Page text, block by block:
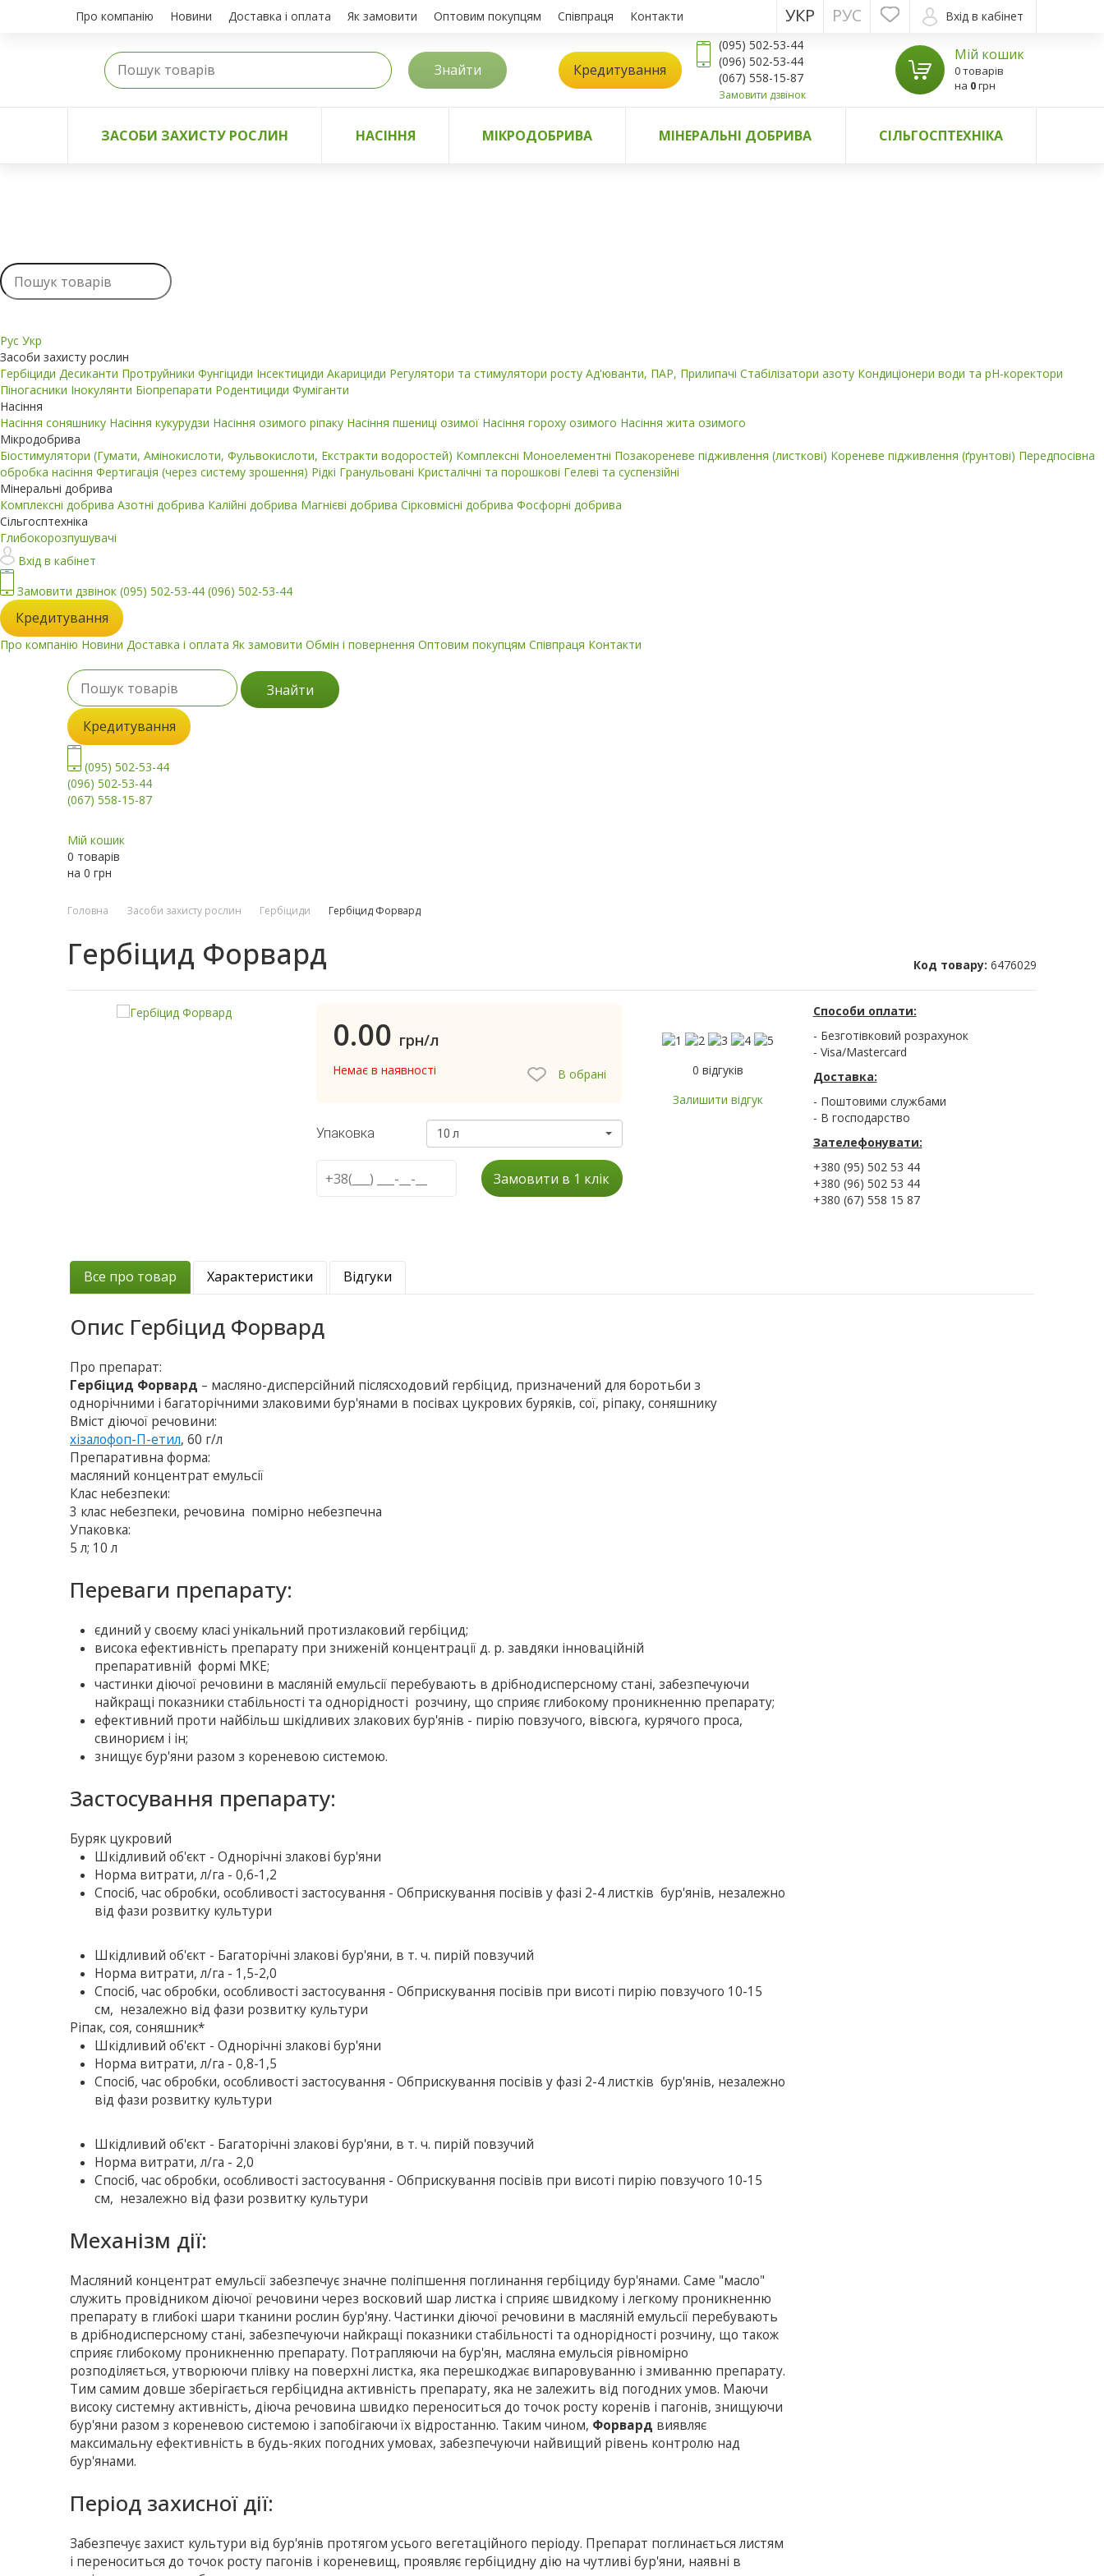
Про компанію Новини Доставка і оплата Як замовити Оптовим покупцям Співпраця Контакти Вхід в кабінет
РУС
УКР
Знайти Кредитування
(095) 502-53-44
(096) 502-53-44
(067) 558-15-87
Замовити дзвінок
Мій кошик
0 товарів
на 0грн
ЗАСОБИ ЗАХИСТУ РОСЛИН НАСІННЯ МІКРОДОБРИВА МІНЕРАЛЬНІ ДОБРИВА СІЛЬГОСПТЕХНІКА
Рус Укр
Засоби захисту рослин
Гербіциди Десиканти Протруйники Фунгіциди Інсектициди Акарициди Регулятори та стимулятори росту Ад'юванти, ПАР, Прилипачі Стабілізатори азоту Кондиціонери води та pH-коректори
Піногасники Інокулянти Біопрепарати Родентициди Фуміганти
Насіння
Насіння соняшнику Насіння кукурудзи Насіння озимого ріпаку Насіння пшениці озимої Насіння гороху озимого Насіння жита озимого
Мікродобрива
Біостимулятори (Гумати, Амінокислоти, Фульвокислоти, Екстракти водоростей) Комплексні Моноелементні Позакореневе підживлення (листкові) Кореневе підживлення (ґрунтові) Передпосівна
обробка насіння Фертигація (через систему зрошення) Рідкі Гранульовані Кристалічні та порошкові Гелеві та суспензійні
Мінеральні добрива
Комплексні добрива Азотні добрива Калійні добрива Магнієві добрива Сірковмісні добрива Фосфорні добрива
Сільгосптехніка
Глибокорозпушувачі
Вхід в кабінет
Замовити дзвінок (095) 502-53-44 (096) 502-53-44
Кредитування
Про компанію Новини Доставка і оплата Як замовити Обмін і повернення Оптовим покупцям Співпраця Контакти
Знайти
Кредитування
(095) 502-53-44
(096) 502-53-44
(067) 558-15-87
Мій кошик
0 товарів
на 0 грн
Головна Засоби захисту рослин Гербіциди Гербіцид Форвард
Гербіцид Форвард Код товару: 6476029
0.00 грн/л
Немає в наявності В обрані
Упаковка 10 л
0 відгуків
Залишити відгук
Замовити в 1 клік
Способи оплати:
- Безготівковий розрахунок
- Visa/Mastercard
Доставка:
- Поштовими службами
- В господарство
Зателефонувати:
+380 (95) 502 53 44
+380 (96) 502 53 44
+380 (67) 558 15 87
Все про товар Характеристики Відгуки
Опис Гербіцид Форвард
Про препарат:
Гербіцид Форвард – масляно-дисперсійний післясходовий гербіцид, призначений для боротьби з
однорічними і багаторічними злаковими бур'янами в посівах цукрових буряків, сої, ріпаку, соняшнику
Вміст діючої речовини:
хізалофоп-П-етил, 60 г/л
Препаративна форма:
масляний концентрат емульсії
Клас небезпеки:
3 клас небезпеки, речовина помірно небезпечна
Упаковка:
5 л; 10 л
Переваги препарату:
єдиний у своєму класі унікальний протизлаковий гербіцид;
висока ефективність препарату при зниженій концентрації д. р. завдяки інноваційній
препаративній формі МКЕ;
частинки діючої речовини в масляній емульсії перебувають в дрібнодисперсному стані, забезпечуючи
найкращі показники стабільності та однорідності розчину, що сприяє глибокому проникненню препарату;
ефективний проти найбільш шкідливих злакових бур'янів - пирію повзучого, вівсюга, курячого проса,
свинориєм і ін;
знищує бур'яни разом з кореневою системою.
Застосування препарату:
Буряк цукровий
Шкiдливий об'єкт - Однорічні зла­кові бур'яни
Норма витрати, л/га - 0,6-1,2
Спосіб, час обробки, особливості застосування - Обприскування посівів у фазі 2-4 листків бур'янів, незалежно
від фази розвитку культури
Шкiдливий об'єкт - Багаторічні злакові бур'яни, в т. ч. пирій повзучий
Норма витрати, л/га - 1,5-2,0
Спосіб, час обробки, особливості застосування - Обприскування посівів при висоті пирію повзучого 10-15
см, незалежно від фази розвитку культури
Ріпак, соя, соняшник*
Шкiдливий об'єкт - Однорічні зла­кові бур'яни
Норма витрати, л/га - 0,8-1,5
Спосіб, час обробки, особливості застосування - Обприскування посівів у фазі 2-4 листків бур'янів, незалежно
від фази розвитку культури
Шкiдливий об'єкт - Багаторічні злакові бур'яни, в т. ч. пирій повзучий
Норма витрати, л/га - 2,0
Спосіб, час обробки, особливості застосування - Обприскування посівів при висоті пирію повзучого 10-15
см, незалежно від фази розвитку культури
Механізм дії:
Масляний концентрат емульсії забезпечує значне поліпшення поглинання гербіциду бур'янами. Саме "масло"
служить провідником діючої речовини через восковий шар листка і сприяє швидкому і легкому проникненню
препарату в глибокі шари тканини рослин бур'яну. Частинки діючої речовини в масляній емульсії перебувають
в дрібнодисперсному стані, забезпечуючи найкращі показники стабільності та однорідності розчину, що також
сприяє глибокому проникненню препарату. Потрапляючи на бур'ян, масляна емульсія рівномірно
розподіляється, утворюючи плівку на поверхні листка, яка перешкоджає випаровуванню і змиванню препарату.
Тим самим довше зберігається гербіцидна активність препарату, яка не залежить від погодних умов. Маючи
високу системну активність, діюча речовина швидко переноситься до точок росту коренів і пагонів, знищуючи
бур'яни разом з кореневою системою і запобігаючи їх відростанню. Таким чином, Форвард виявляє
максимальну ефективність в будь-яких погодних умовах, забезпечуючи найвищий рівень контролю над
бур'янами.
Період захисної дії:
Забезпечує захист культури від бур'янів протягом усього вегетаційного періоду. Препарат поглинається листям
і переноситься до точок росту пагонів і кореневищ, проявляє гербіцидну дію на чутливі бур'яни, наявні в